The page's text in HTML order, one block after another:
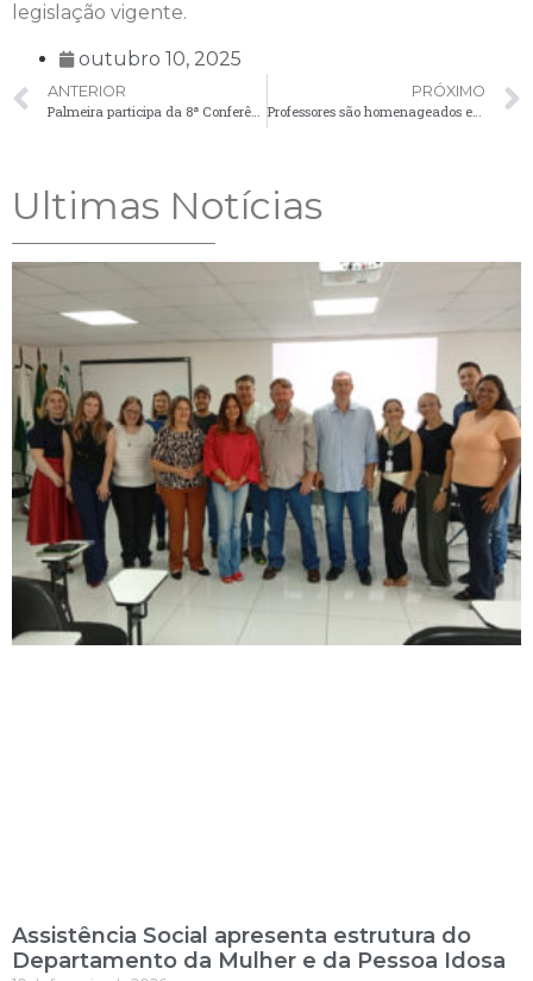
legislação vigente.
outubro 10, 2025
ANTERIOR
PRÓXIMO
Professores são homenageados em jantar especial promovido pela Secretaria de Educação de Palmeira
Ultimas Notícias
Assistência Social apresenta estrutura do
Departamento da Mulher e da Pessoa Idosa